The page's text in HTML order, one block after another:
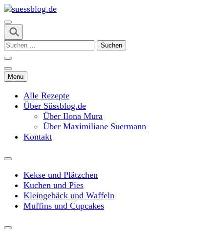
Skip
to
content
(Press
Enter)
suessblog.de
Suchen
Menu
Alle Rezepte
Über Süssblog.de
Über Ilona Mura
Über Maximiliane Suermann
Kontakt
Kekse und Plätzchen
Kuchen und Pies
Kleingebäck und Waffeln
Muffins und Cupcakes